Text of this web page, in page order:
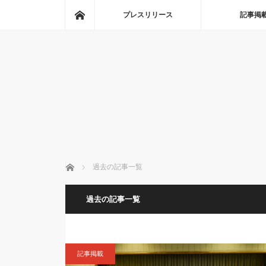
プレスリリース 記事掲
ホーム 過去の記事一覧
過去の記事一覧
記事掲載